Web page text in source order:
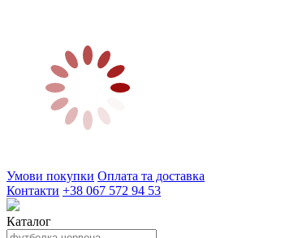
Умови покупки Оплата та доставка
Контакти +38 067 572 94 53
Каталог